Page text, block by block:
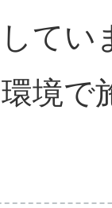
てい
境